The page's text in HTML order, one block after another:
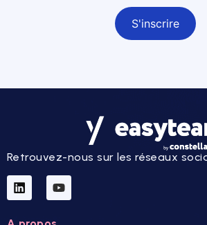
Retrouvez-nous sur les réseaux